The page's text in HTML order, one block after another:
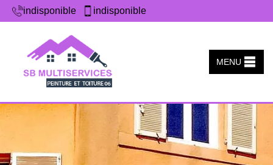
indisponible indisponible
MENU